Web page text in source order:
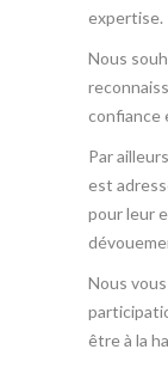
expertise.
Nous
confiance
Par
est
pour leur
Nous
être à la